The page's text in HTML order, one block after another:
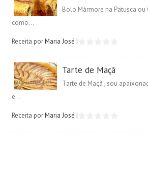
Bolo Mármore na Patusca
como...
Receita porMaria José |
Tarte de Maçã
Tarte de Maçã , sou
e...
Receita porMaria José |